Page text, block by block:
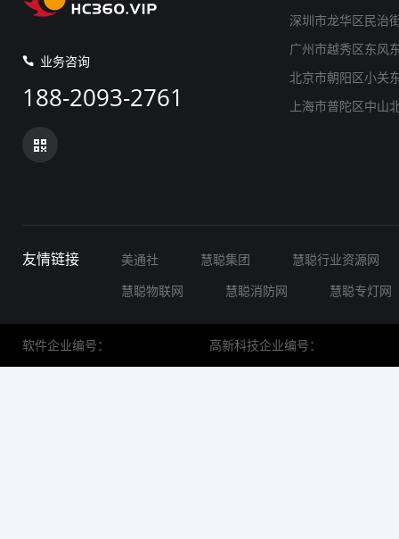
业务咨询
188-2093-2761
深圳市龙华区民治
广州市越秀区东风
北京市朝阳区小关
上海市普陀区中山
友情链接 美通社 慧聪集团
慧聪行业资源网
慧聪物联网
慧聪消防网 慧聪专灯网
软件企业编号： 高新科技企业编号：